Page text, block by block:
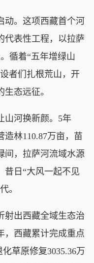
。这项西藏首个河
代表性工程，以拉萨
循着“五年增绿山
者们扎根荒山，开
态远征。
河换新颜。5年
林110.87万亩，苗
间，拉萨河流域水源
昔日“大风一起不见
。
出西藏全域生态治
，西藏累计完成重点
草原修复3035.36万